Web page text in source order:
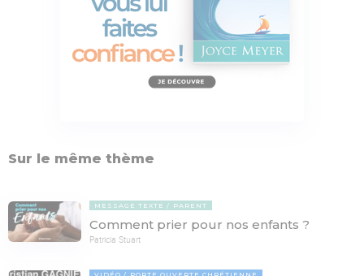
Sur le même thème
MESSAGE TEXTE PARENT
Comment prier pour nos enfants ?
Patricia Stuart
VIDÉO PORTE OUVERTE CHRÉTIENNE